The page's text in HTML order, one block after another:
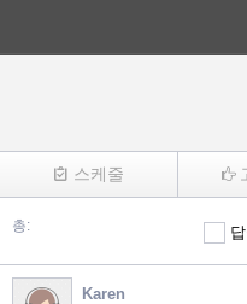
스케줄
총:
Karen